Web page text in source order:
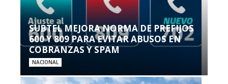
SUBTEL MEJORA NORMA DE PREFIJOS
600 Y 809 PARA EVITAR ABUSOS EN
COBRANZAS Y SPAM
NACIONAL